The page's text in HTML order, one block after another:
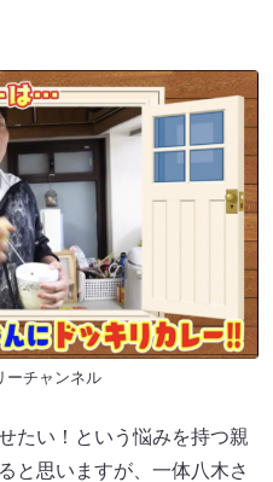
ーチャンネル
たい！という悩みを持つ親
と思いますが、一体八木さ